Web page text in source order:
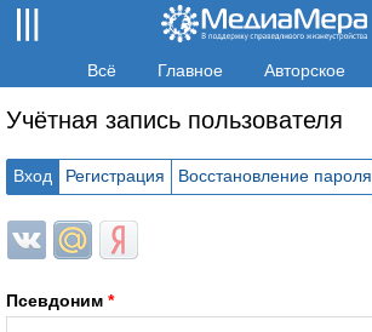
Всё Главное Авторское
Учётная запись пользователя
Вход Регистрация Восстановление пароля
Login with ВКонтакте
Login with Mail.ru
Login with Яндекс
Псевдоним *